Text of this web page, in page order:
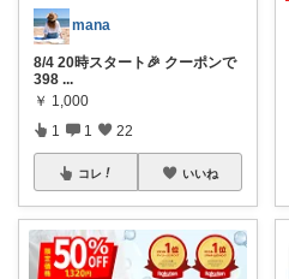
mana
8/4 20時スタート🎉 クーポンで
398 ...
￥ 1,000
1 1 22
コレ いいね